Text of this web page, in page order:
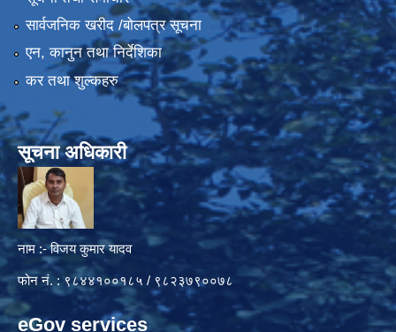
सार्वजनिक खरीद /बोलपत्र सूचना
एन, कानुन तथा निर्देशिका
कर तथा शुल्कहरु
सूचना अधिकारी
नाम :- विजय कुमार यादव
फोन नं. : ९८४४१००१८५ / ९८२३७९००७८
eGov services